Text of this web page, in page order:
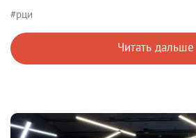
#рци
Читать дальше